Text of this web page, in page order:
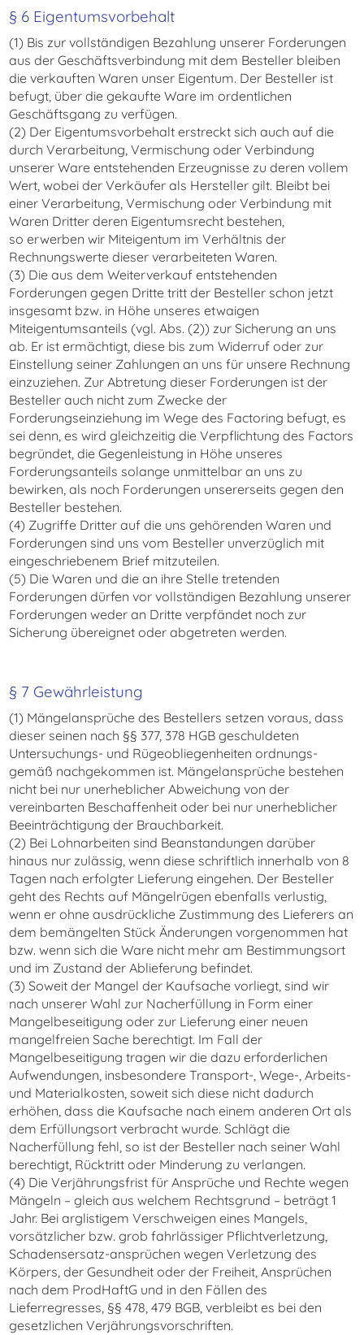
§ 6 Eigentumsvorbehalt
(1) Bis zur vollständigen Bezahlung unserer Forderungen
aus der Geschäftsverbindung mit dem Besteller bleiben
die verkauften Waren unser Eigentum. Der Besteller ist
befugt, über die gekaufte Ware im ordentlichen
Geschäftsgang zu verfügen.
(2) Der Eigentumsvorbehalt erstreckt sich auch auf die
durch Verarbeitung, Vermischung oder Verbindung
unserer Ware entstehenden Erzeugnisse zu deren vollem
Wert, wobei der Verkäufer als Hersteller gilt. Bleibt bei
einer Verarbeitung, Vermischung oder Verbindung mit
Waren Dritter deren Eigentumsrecht bestehen,
so erwerben wir Miteigentum im Verhältnis der
Rechnungswerte dieser verarbeiteten Waren.
(3) Die aus dem Weiterverkauf entstehenden
Forderungen gegen Dritte tritt der Besteller schon jetzt
insgesamt bzw. in Höhe unseres etwaigen
Miteigentumsanteils (vgl. Abs. (2)) zur Sicherung an uns
ab. Er ist ermächtigt, diese bis zum Widerruf oder zur
Einstellung seiner Zahlungen an uns für unsere Rechnung
einzuziehen. Zur Abtretung dieser Forderungen ist der
Besteller auch nicht zum Zwecke der
Forderungseinziehung im Wege des Factoring befugt, es
sei denn, es wird gleichzeitig die Verpflichtung des Factors
begründet, die Gegenleistung in Höhe unseres
Forderungsanteils solange unmittelbar an uns zu
bewirken, als noch Forderungen unsererseits gegen den
Besteller bestehen.
(4) Zugriffe Dritter auf die uns gehörenden Waren und
Forderungen sind uns vom Besteller unverzüglich mit
eingeschriebenem Brief mitzuteilen.
(5) Die Waren und die an ihre Stelle tretenden
Forderungen dürfen vor vollständigen Bezahlung unserer
Forderungen weder an Dritte verpfändet noch zur
Sicherung übereignet oder abgetreten werden.
§ 7 Gewährleistung
(1) Mängelansprüche des Bestellers setzen voraus, dass
dieser seinen nach §§ 377, 378 HGB geschuldeten
Untersuchungs- und Rügeobliegenheiten ordnungs-
gemäß nachgekommen ist. Mängelansprüche bestehen
nicht bei nur unerheblicher Abweichung von der
vereinbarten Beschaffenheit oder bei nur unerheblicher
Beeinträchtigung der Brauchbarkeit.
(2) Bei Lohnarbeiten sind Beanstandungen darüber
hinaus nur zulässig, wenn diese schriftlich innerhalb von 8
Tagen nach erfolgter Lieferung eingehen. Der Besteller
geht des Rechts auf Mängelrügen ebenfalls verlustig,
wenn er ohne ausdrückliche Zustimmung des Lieferers an
dem bemängelten Stück Änderungen vorgenommen hat
bzw. wenn sich die Ware nicht mehr am Bestimmungsort
und im Zustand der Ablieferung befindet.
(3) Soweit der Mangel der Kaufsache vorliegt, sind wir
nach unserer Wahl zur Nacherfüllung in Form einer
Mangelbeseitigung oder zur Lieferung einer neuen
mangelfreien Sache berechtigt. Im Fall der
Mangelbeseitigung tragen wir die dazu erforderlichen
Aufwendungen, insbesondere Transport-, Wege-, Arbeits-
und Materialkosten, soweit sich diese nicht dadurch
erhöhen, dass die Kaufsache nach einem anderen Ort als
dem Erfüllungsort verbracht wurde. Schlägt die
Nacherfüllung fehl, so ist der Besteller nach seiner Wahl
berechtigt, Rücktritt oder Minderung zu verlangen.
(4) Die Verjährungsfrist für Ansprüche und Rechte wegen
Mängeln – gleich aus welchem Rechtsgrund – beträgt 1
Jahr. Bei arglistigem Verschweigen eines Mangels,
vorsätzlicher bzw. grob fahrlässiger Pflichtverletzung,
Schadensersatz-ansprüchen wegen Verletzung des
Körpers, der Gesundheit oder der Freiheit, Ansprüchen
nach dem ProdHaftG und in den Fällen des
Lieferregresses, §§ 478, 479 BGB, verbleibt es bei den
gesetzlichen Verjährungsvorschriften.